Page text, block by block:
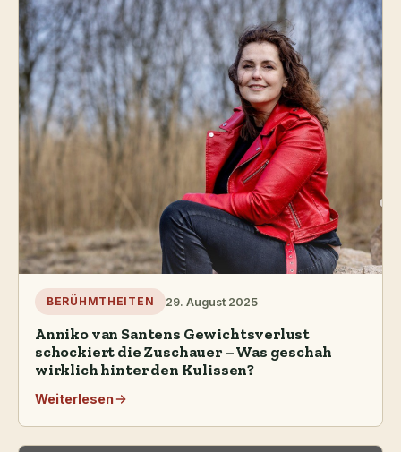
BERÜHMTHEITEN 29. August 2025
Anniko van Santens Gewichtsverlust
schockiert die Zuschauer – Was geschah
wirklich hinter den Kulissen?
Weiterlesen